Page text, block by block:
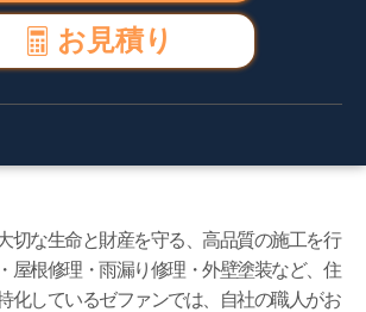
お見積り
切な生命と財産を守る、高品質の施工を行
屋根修理・雨漏り修理・外壁塗装など、住
化しているゼファンでは、自社の職人がお